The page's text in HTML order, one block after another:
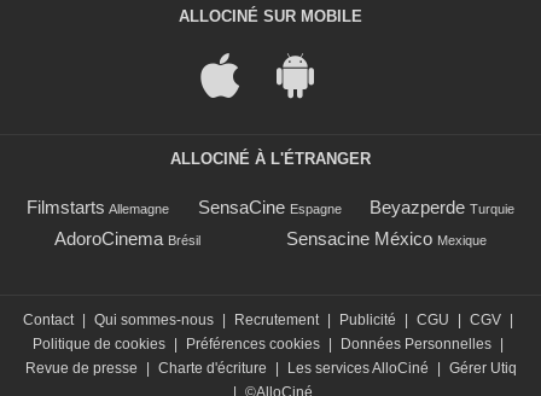
ALLOCINÉ SUR MOBILE
ALLOCINÉ À L'ÉTRANGER
Filmstarts Allemagne SensaCine Espagne Beyazperde Turquie
AdoroCinema Brésil Sensacine México Mexique
Contact Qui sommes-nous Recrutement Publicité CGU CGV
Politique de cookies
Préférences cookies Données Personnelles
Revue de presse
Charte d'écriture Les services AlloCiné
Gérer Utiq